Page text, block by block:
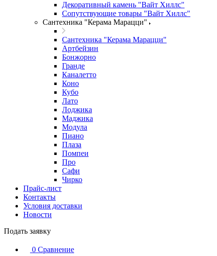
Декоративный камень "Вайт Хиллс"
Сопутствующие товары "Вайт Хиллс"
Сантехника "Керама Марацци"
Сантехника "Керама Марацци"
Артбейзин
Бонжорно
Гранде
Каналетто
Коно
Кубо
Лато
Лоджика
Маджика
Модула
Пиано
Плаза
Помпеи
Про
Сафи
Чирко
Прайс-лист
Контакты
Условия доставки
Новости
Подать заявку
0 Сравнение